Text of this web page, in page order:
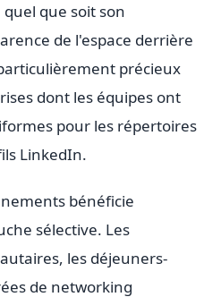
que soit son
de l'espace derrière
précieux
dont les équipes ont
pour les répertoires
LinkedIn.
bénéficie
sélective. Les
les déjeuners-
de networking